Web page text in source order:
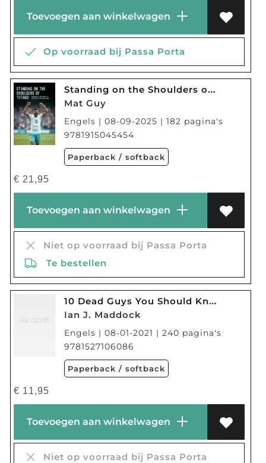
Toevoegen aan winkelwagen
Op voorraad bij Passa Porta
Standing on the Shoulders of Titans
Mat Guy
Engels | 08-09-2025 | 182 pagina's
9781915045454
Paperback / softback
€ 21,95
Toevoegen aan winkelwagen
Niet op voorraad bij Passa Porta
Te bestellen
10 Dead Guys You Should Know
Ian J. Maddock
Engels | 08-01-2021 | 240 pagina's
9781527106086
Paperback / softback
€ 11,95
Toevoegen aan winkelwagen
Niet op voorraad bij Passa Porta